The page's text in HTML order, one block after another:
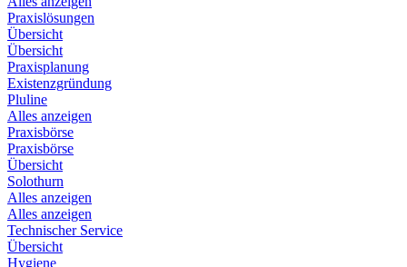
Praxislösungen
Übersicht
Übersicht
Praxisplanung
Existenzgründung
Pluline
Alles anzeigen
Praxisbörse
Praxisbörse
Übersicht
Solothurn
Alles anzeigen
Alles anzeigen
Technischer Service
Übersicht
Hygiene